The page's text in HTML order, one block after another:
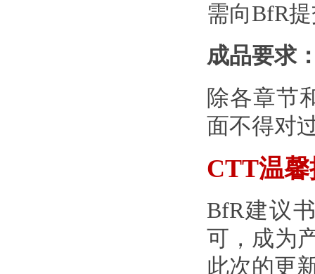
需向BfR
成品要求
除各章节
面不得对
CTT温馨
BfR建议
可，成为
此次的更